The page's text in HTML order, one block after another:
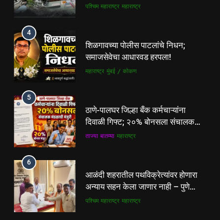
यांच्या चौकशीची मागणी
पश्चिम महाराष्ट्र महाराष्ट्र
4
शिळगावच्या पोलीस पाटलांचे निधन;
समाजसेवेचा आधारवड हरपला!
महाराष्ट्र मुंबई / कोकण
5
ठाणे-पालघर जिल्हा बँक कर्मचाऱ्यांना
दिवाळी गिफ्ट; २०% बोनसला संचालक
मंडळाची मंजुरी
ताज्या बातम्या महाराष्ट्र
6
आळंदी शहरातील पथविक्रेत्यांवर होणारा
अन्याय सहन केला जाणार नाही – पुणे
जिल्हा अध्यक्ष सोनवणे
पश्चिम महाराष्ट्र महाराष्ट्र
5
ठाणे-पालघर जिल्हा बँक कर्मचाऱ्यांना
दिवाळी गिफ्ट; २०% बोनसला संचालक
मंडळाची मंजुरी
महाराष्ट्र